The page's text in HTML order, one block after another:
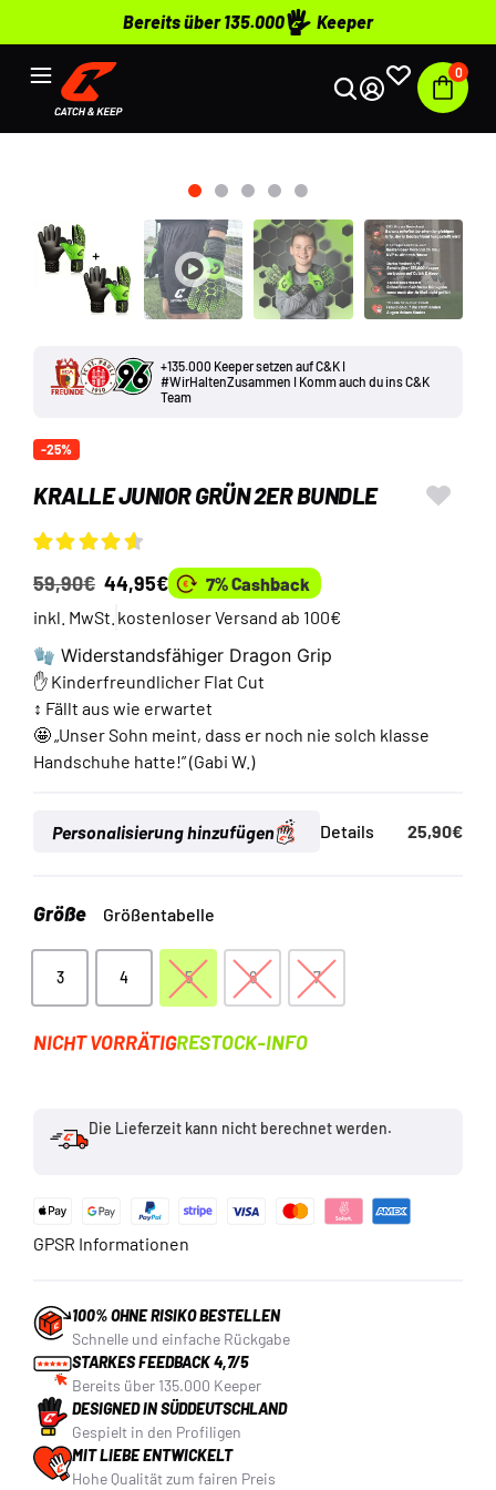
Bereits über 135.000 Keeper
0
+135.000 Keeper setzen auf C&K I
#WirHaltenZusammen I Komm auch du ins C&K
Team
-25%
KRALLE JUNIOR GRÜN 2ER BUNDLE
mit4.50 von
auf
59,90€ 44,95€ 7% Cashback
inkl. MwSt. kostenloser Versand ab 100€
🧤 Widerstandsfähiger Dragon Grip
✋ Kinderfreundlicher Flat Cut
↕️ Fällt aus wie erwartet
🤩 „Unser Sohn meint, dass er noch nie solch klasse
Handschuhe hatte!” (Gabi W.)
Personalisierung hinzufügen Details 25,90€
Größe Größentabelle
3 4 5
5
6
6
7
7
NICHT VORRÄTIGRESTOCK-INFO
Die Lieferzeit kann nicht berechnet werden.
GPSR Informationen
100% OHNE RISIKO BESTELLEN
Schnelle und einfache Rückgabe
STARKES FEEDBACK 4,7/5
Bereits über 135.000 Keeper
DESIGNED IN SÜDDEUTSCHLAND
Gespielt in den Profiligen
MIT LIEBE ENTWICKELT
Hohe Qualität zum fairen Preis